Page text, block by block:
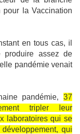
pour la Vaccination
en tous cas, il
assez de
pandémie venait
pandémie, 37
tripler leur
laboratoires qui se
qui